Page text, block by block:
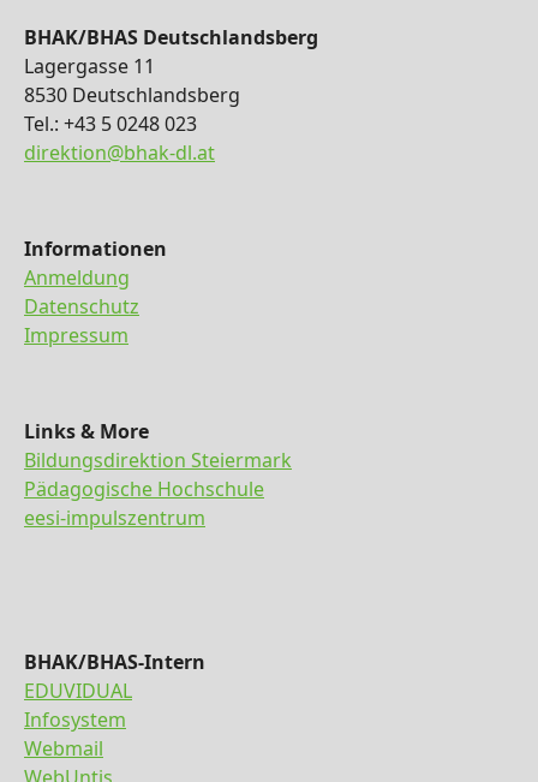
BHAK/BHAS Deutschlandsberg
Lagergasse 11
8530 Deutschlandsberg
Tel.: +43 5 0248 023
direktion@bhak-dl.at
Informationen
Anmeldung
Datenschutz
Impressum
Links & More
Bildungsdirektion Steiermark
Pädagogische Hochschule
eesi-impulszentrum
BHAK/BHAS-Intern
EDUVIDUAL
Infosystem
Webmail